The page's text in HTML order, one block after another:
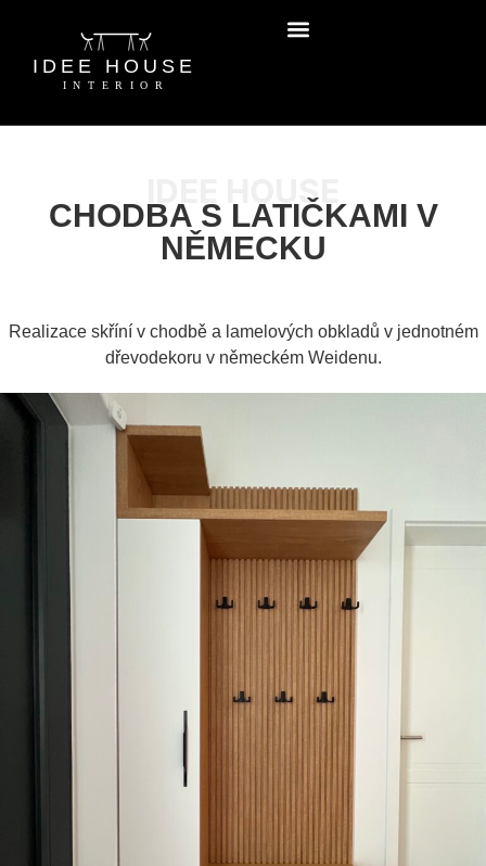
IDEE HOUSE
CHODBA S LATIČKAMI V
NĚMECKU
Realizace skříní v chodbě a lamelových obkladů v jednotném
dřevodekoru v německém Weidenu.